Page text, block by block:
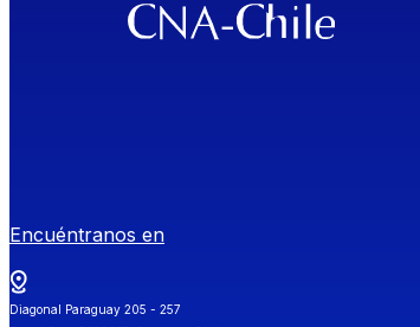
Encuéntranos en
Diagonal Paraguay 205 - 257